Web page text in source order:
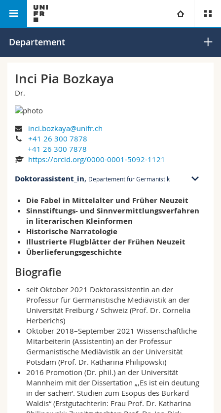
Universität
Campus
Universität
Weiterbildung
Wirtschafts- und Sozialwissenschaftliche Fak.
Philosophische Fak.
Fak. für Erziehungs- und Bildungswissenschaften
Math.-Nat. und Med. Fak.
Interfakultär
Informationen für
Studierende
Medien
Forschende
Mitarbeitende
Doktorierende
Personenverzeichnis
Ortsplan
Bibliotheken
Webmail
Vorlesungsverzeichnis
MyUnifr
Philosophische Fakultät Departement für Germanistik
Departement
Inci Pia Bozkaya
Dr.
inci.bozkaya@unifr.ch
+41 26 300 7878
+41 26 300 7878
https://orcid.org/0000-0001-5092-1121
Doktorassistent_in, Departement für Germanistik
MIS 05 bu. 5131
Av. de l'Europe 20
1700 Fribourg
MIS 05, 5131
Empfangszeit:
+41 26 300 7878
Die Fabel in Mittelalter und Früher Neuzeit
Sinnstiftungs- und Sinnvermittlungsverfahren
in literarischen Kleinformen
Historische Narratologie
Illustrierte Flugblätter der Frühen Neuzeit
Überlieferungsgeschichte
Biografie
seit Oktober 2021 Doktorassistentin an der
Professur für Germanistische Mediävistik an der
Universität Freiburg / Schweiz (Prof. Dr. Cornelia
Herberichs)
Oktober 2018–September 2021 Wissenschaftliche
Mitarbeiterin (Assistentin) an der Professur
Germanistische Mediävistik an der Universität
Potsdam (Prof. Dr. Katharina Philipowski)
2016 Promotion (Dr. phil.) an der Universität
Mannheim mit der Dissertation „‚Es ist ein deutung
in der sachen‘. Studien zum Esopus des Burkard
Waldis“ (Erstgutachterin: Frau Prof. Dr. Katharina